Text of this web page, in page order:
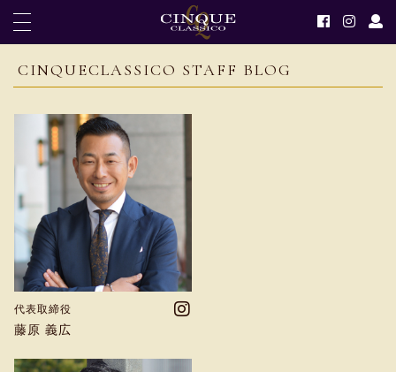
CINQUECLASSICO STAFF BLOG
代表取締役
藤原 義広